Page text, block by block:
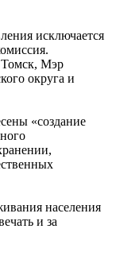
исключается
Томск, Мэр
округа и
«создание
населения
и за